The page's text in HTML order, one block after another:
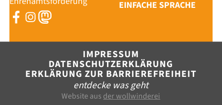
EINFACHE SPRACHE
IMPRESSUM
DATENSCHUTZERKLÄRUNG
ERKLÄRUNG ZUR BARRIEREFREIHEIT
Website aus der wollwinderei
entdecke was geht